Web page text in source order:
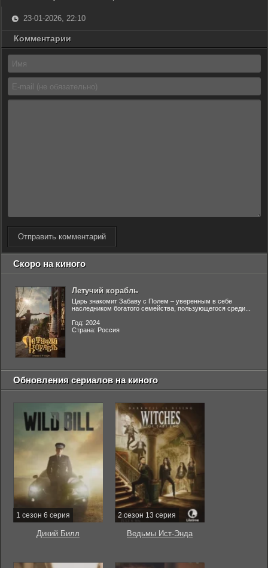
23-01-2026, 22:10
Комментарии
Отправить комментарий
Скоро на киного
Летучий корабль
Царь знакомит Забаву с Полем – уверенным в себе
наследником богатого семейства, пользующегося среди...
Год: 2024
Страна: Россия
Обновления сериалов на киного
1 сезон 6 серия
Дикий Билл
2 сезон 13 серия
Ведьмы Ист-Энда